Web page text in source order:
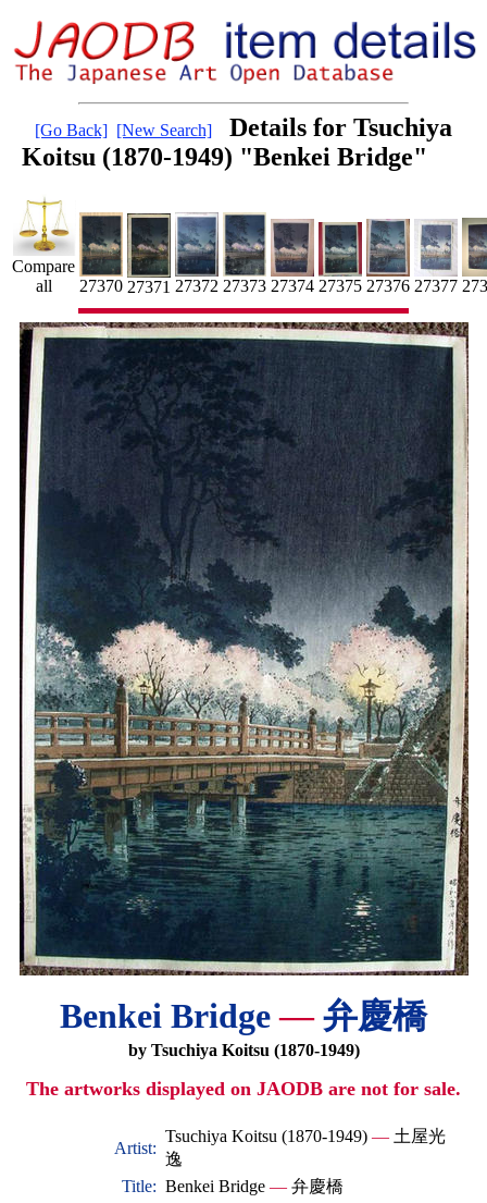
[Go Back] [New Search]
Details for Tsuchiya
Koitsu (1870-1949) "Benkei Bridge"
Compare
all
27370 27371 27372 27373 27374 27375 27376 27377
Benkei Bridge—弁慶橋
by Tsuchiya Koitsu (1870-1949)
The artworks displayed on JAODB are not for sale.
Artist:
Tsuchiya Koitsu (1870-1949) — 土屋光
逸
Title: Benkei Bridge — 弁慶橋